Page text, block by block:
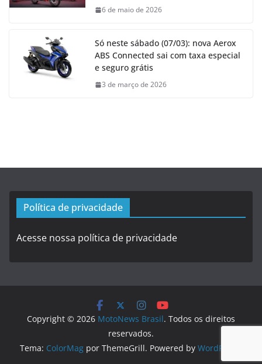
6 de maio de 2026
Só neste sábado (07/03): nova Aerox
ABS Connected sai com taxa especial
e seguro grátis
3 de março de 2026
Política de privacidade
Acesse nossa política de privacidade
Copyright © 2026 MotoNews Brasil. Todos os direitos
reservados.
Tema: ColorMag por ThemeGrill. Powered by WordPress